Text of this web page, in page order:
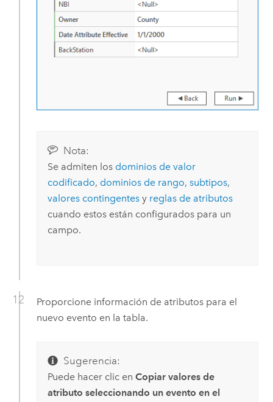
Nota:
Se admiten los dominios de valor
codificado, dominios de rango, subtipos,
valores contingentesy reglas de atributos
cuando estos están configurados para un
campo.
Proporcione información de atributos para el
nuevo evento en la tabla.
Sugerencia:
Puede hacer clic en Copiar valores de
atributo seleccionando un evento en el